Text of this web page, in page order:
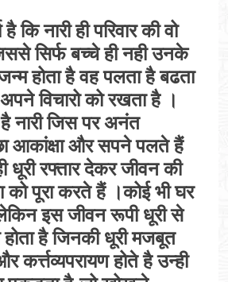
कि नारी ही परिवार की वो
सिर्फ बच्चे ही नही उनके
होता है वह पलता है बढता
विचारो को रखता है ।
नारी जिस पर अनंत
आकांक्षा और सपने पलते हैं
धूरी रफ्तार देकर जीवन की
पूरा करते हैं ।कोई भी घर
इस जीवन रूपी धूरी से
है जिनकी धूरी मजबूत
कर्त्तव्यपरायण होते है उन्ही